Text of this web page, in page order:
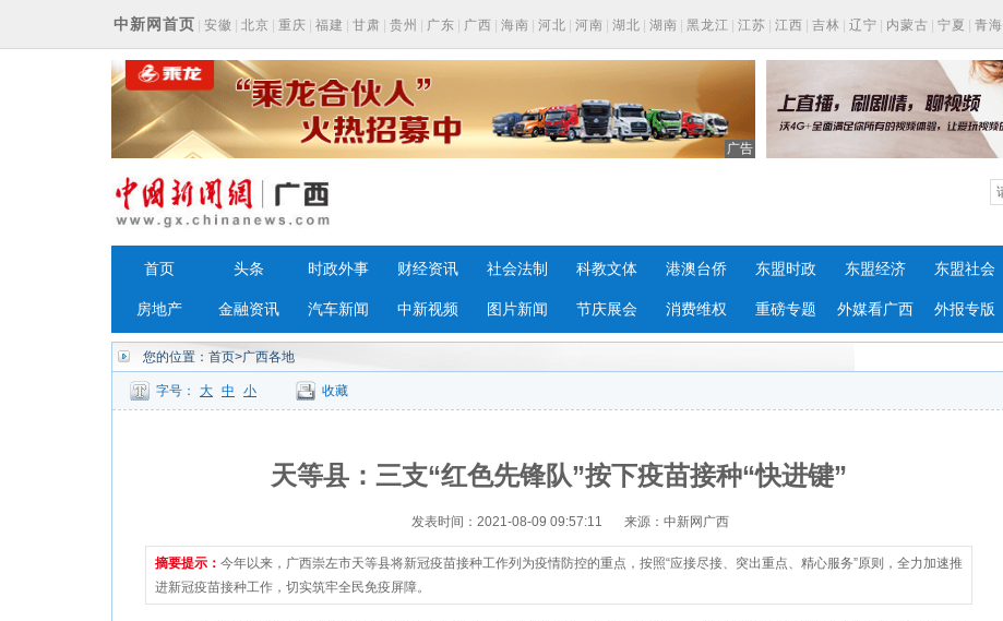
中新网首页 安徽 北京 重庆 福建 甘肃 贵州 广东 广西 海南 河北 河南 湖北 湖南 黑龙江 江苏 江西 吉林 辽宁 内蒙古 宁夏 青海
浙江
广告
首页 头条 时政外事 财经资讯 社会法制 科教文体 港澳台侨 东盟时政 东盟经济 东盟社会
房地产 金融资讯 汽车新闻 中新视频 图片新闻 节庆展会 消费维权 重磅专题 外媒看广西 外报专版
您的位置： 首页>广西各地
字号： 大 中 小 收藏
天等县：三支“红色先锋队”按下疫苗接种“快进键”
发表时间：2021-08-09 09:57:11 来源：中新网广西
摘要提示： 今年以来，广西崇左市天等县将新冠疫苗接种工作列为疫情防控的重点，按照“应接尽接、突出重点、精心服务”原则，全力加速推
进新冠疫苗接种工作，切实筑牢全民免疫屏障。